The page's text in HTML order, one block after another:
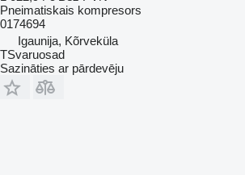
Pneimatiskais kompresors
0174694
Igaunija, Kõrveküla
TSvaruosad
Sazināties ar pārdevēju